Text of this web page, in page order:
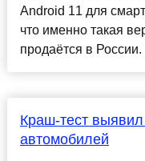
Android 11 для
что именно такая
продаётся в
Краш-тест
автомобилей